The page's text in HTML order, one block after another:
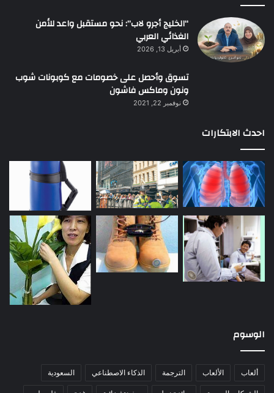
“الخليج أجرو لاب”: نحو مستقبل واعد للأمن
الغذائي العربي
أبريل 13, 2026
تسوق وأحصل على خصومات مع كوبونات شوب
ونون وماكس فاشون
نوفمبر 22, 2021
احدث الابتكارات
الوسوم
ألعاب الألعاب الترجمة الذكاء الاصطناعي السعودية